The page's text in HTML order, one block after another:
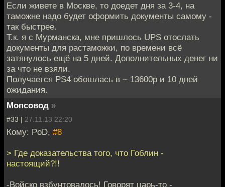
Если живете в Москве, то доедет дня за 3-4, на
таможне надо будет оформить документы самому -
так быстрее.
Т.к. я с Мурманска, мне пришлось UPS отослать
документы для растаможки, по времени всё
затянулось ещё на 5 дней. Дополнительных денег ни
за что не взяли.
Получается PS4 обошлась в ~ 13600р и 10 дней
ожидания.
Мопсовод »
#33 | 27.11.13 22:20
Кому: PoD, #8
> Где доказательства того, что Гоблин -
настоящий?!!
-Войско взбунтовалось! Говорят царь-то -